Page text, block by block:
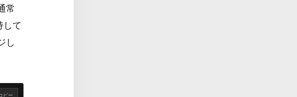
常
して
し
ピー